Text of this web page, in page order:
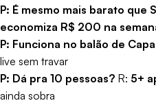
P: É mesmo mais barato que
economiza R$ 200 na
P: Funciona no balão de
live sem travar
P: Dá pra 10 pessoas? R: 5+
ainda sobra